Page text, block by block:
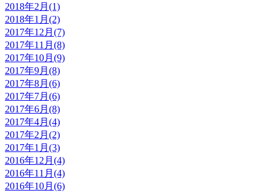
2018年2月(1)
2018年1月(2)
2017年12月(7)
2017年11月(8)
2017年10月(9)
2017年9月(8)
2017年8月(6)
2017年7月(6)
2017年6月(8)
2017年4月(4)
2017年2月(2)
2017年1月(3)
2016年12月(4)
2016年11月(4)
2016年10月(6)